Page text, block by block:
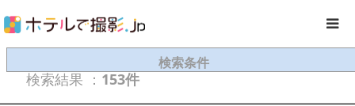
検索条件
検索結果 ： 153件